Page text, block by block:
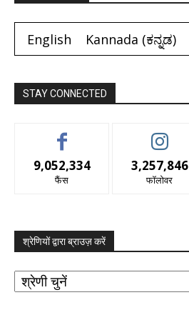
English Kannada (ಕನ್ನಡ)
STAY CONNECTED
9,052,334
फैंस
3,257,846
फॉलोवर
श्रेणियों द्वारा ब्राउज़ करें
श्रेणियों
द्वारा